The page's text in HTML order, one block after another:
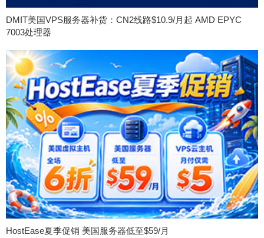
DMIT美国VPS服务器补货：CN2线路$10.9/月起 AMD EPYC
7003处理器
HostEase夏季促销 美国服务器低至$59/月